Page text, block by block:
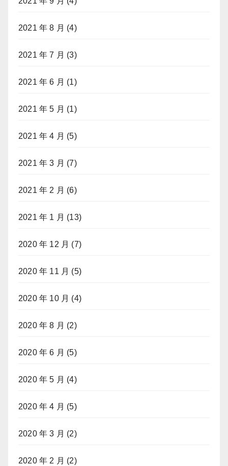
2021 年 8 月 (4)
2021 年 7 月 (3)
2021 年 6 月 (1)
2021 年 5 月 (1)
2021 年 4 月 (5)
2021 年 3 月 (7)
2021 年 2 月 (6)
2021 年 1 月 (13)
2020 年 12 月 (7)
2020 年 11 月 (5)
2020 年 10 月 (4)
2020 年 8 月 (2)
2020 年 6 月 (5)
2020 年 5 月 (4)
2020 年 4 月 (5)
2020 年 3 月 (2)
2020 年 2 月 (2)